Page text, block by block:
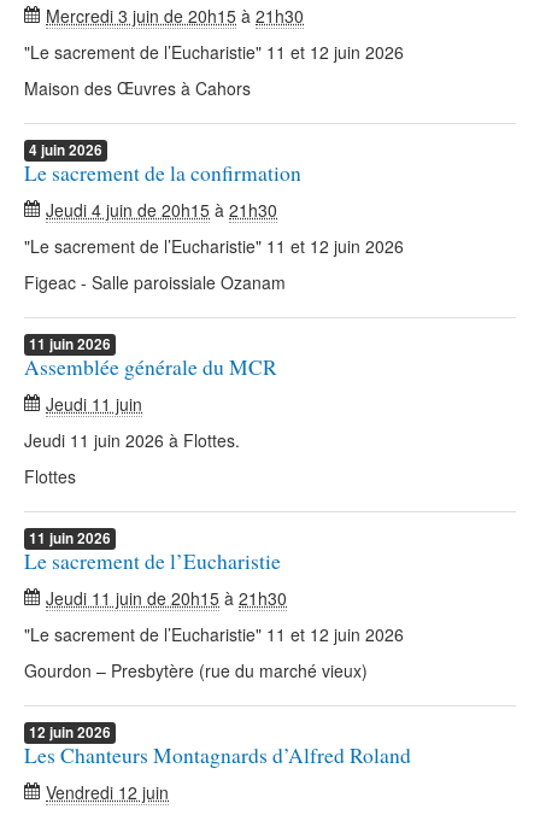
Mercredi 3 juin de 20h15 à 21h30
"Le sacrement de l’Eucharistie" 11 et 12 juin 2026
Maison des Œuvres à Cahors
4juin2026
Le sacrement de la confirmation
Jeudi 4 juin de 20h15 à 21h30
"Le sacrement de l’Eucharistie" 11 et 12 juin 2026
Figeac - Salle paroissiale Ozanam
11 juin2026
Assemblée générale du MCR
Jeudi 11 juin
Jeudi 11 juin 2026 à Flottes.
Flottes
11 juin2026
Le sacrement de l’Eucharistie
Jeudi 11 juin de 20h15 à 21h30
"Le sacrement de l’Eucharistie" 11 et 12 juin 2026
Gourdon – Presbytère (rue du marché vieux)
12 juin2026
Les Chanteurs Montagnards d’Alfred Roland
Vendredi 12 juin